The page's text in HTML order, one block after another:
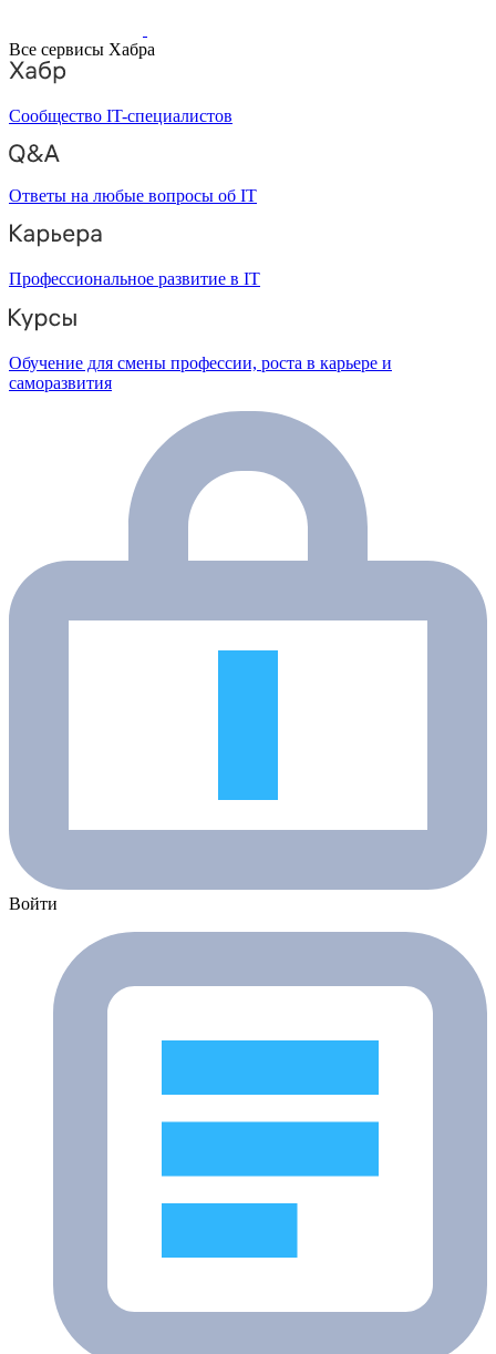
Все сервисы Хабра
Сообщество IT-специалистов
Ответы на любые вопросы об IT
Профессиональное развитие в IT
Обучение для смены профессии, роста в карьере и
саморазвития
Войти